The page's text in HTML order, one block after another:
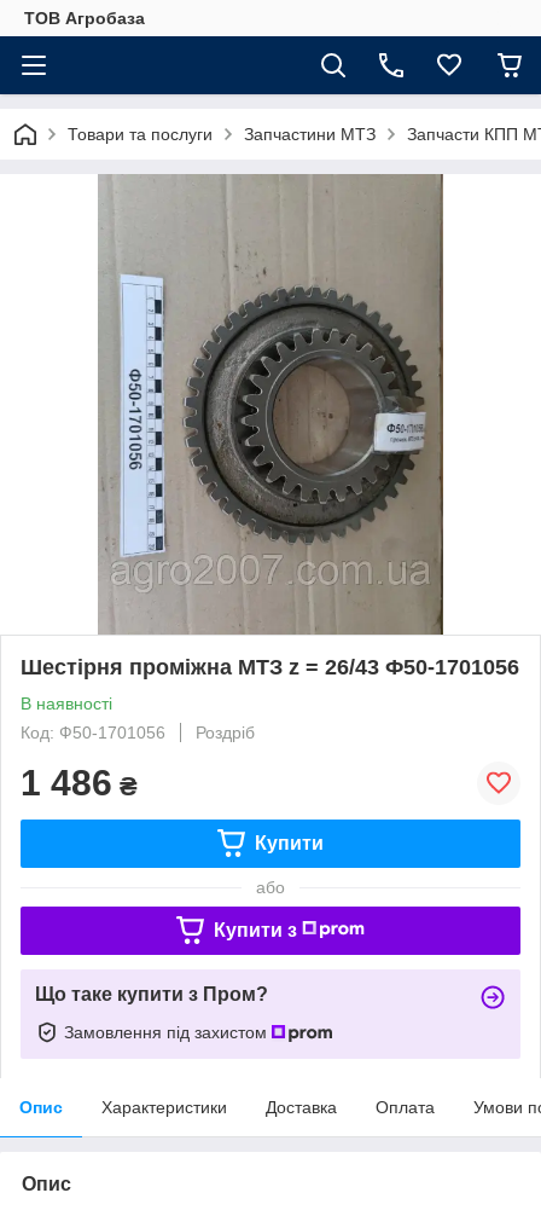
ТОВ Агробаза
Товари та послуги Запчастини МТЗ Запчасти КПП
Шестірня проміжна МТЗ z = 26/43 Ф50-1701056
В наявності
Код: Ф50-1701056
Роздріб
1 486 ₴
Купити
або
Купити з
Що таке купити з Пром?
Замовлення під захистом
Опис Характеристики Доставка Оплата Умови
Опис